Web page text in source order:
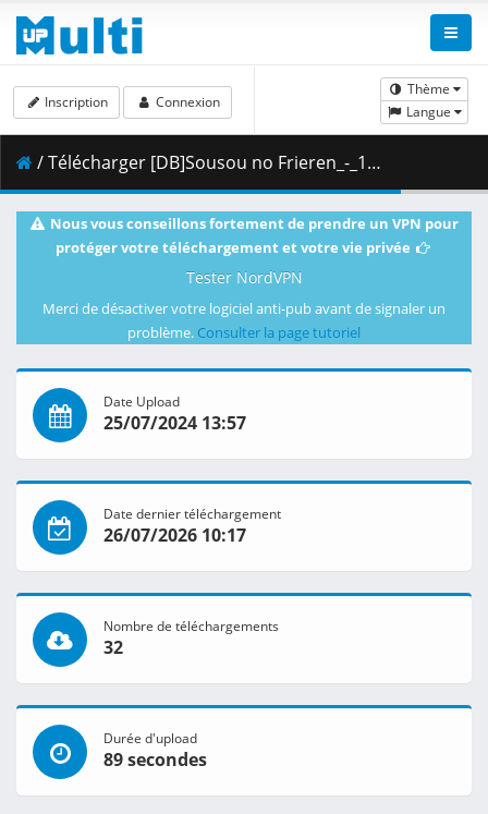
Thème
Langue
Inscription Connexion
/ Télécharger [DB]Sousou no Frieren_-_18_(Dual Audio_10bit_BD1080p_x265).mkv.002 ( 311.06 MB )
Nous vous conseillons fortement de prendre un VPN pour
protéger votre téléchargement et votre vie privée
Tester NordVPN
Merci de désactiver votre logiciel anti-pub avant de signaler un
problème. Consulter la page tutoriel
Date Upload
25/07/2024 13:57
Date dernier téléchargement
26/07/2026 10:17
Nombre de téléchargements
32
Durée d'upload
89 secondes